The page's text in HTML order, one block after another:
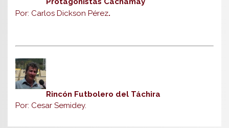
Protagonistas Cachamay
Por: Carlos Dickson Pérez.
Rincón Futbolero del Táchira
Por: Cesar Semidey.